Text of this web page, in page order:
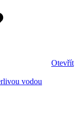
Otevřít
vodou